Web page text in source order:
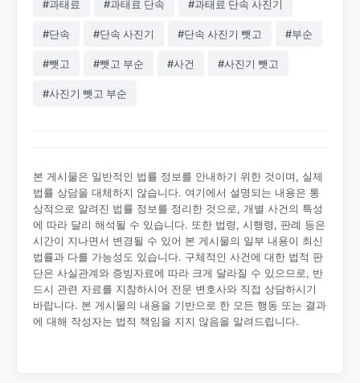
#과태료 #과태료 단속 #과태료 단속 사진기
#단속 #단속 사진기 #단속 사진기 뺏고 #부순
#뺏고 #뺏고 부순 #사건 #사진기 뺏고
#사진기 뺏고 부순
본 게시물은 일반적인 법률 정보를 안내하기 위한 것이며, 실제
법률 상담을 대체하지 않습니다. 여기에서 설명되는 내용은 통
상적으로 알려진 법률 정보를 정리한 것으로, 개별 사건의 특성
에 따라 달리 해석될 수 있습니다. 또한 법령, 시행령, 판례 등은
시간이 지나면서 변경될 수 있어 본 게시물의 일부 내용이 최신
법률과 다를 가능성도 있습니다. 구체적인 사건에 대한 법적 판
단은 사실관계와 증빙자료에 따라 크게 달라질 수 있으므로, 반
드시 관련 자료를 지참하시어 전문 변호사와 직접 상담하시기
바랍니다. 본 게시물의 내용을 기반으로 한 모든 행동 또는 결과
에 대해 작성자는 법적 책임을 지지 않음을 알려드립니다.